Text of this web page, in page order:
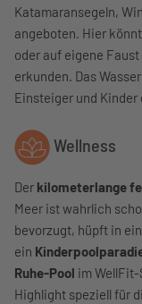
Katamaransegeln,
angeboten. Hier
oder auf eigene
erkunden. Das
Einsteiger und Kinder
Wellness
Der kilometerlange
Meer ist wahrlich
bevorzugt, hüpft in
ein
Ruhe-Pool im
Highlight speziell für